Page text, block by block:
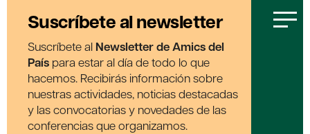
Suscríbete al newsletter
Suscríbete al Newsletter de Amics del
País para estar al día de todo lo que
hacemos. Recibirás información sobre
nuestras actividades, noticias destacadas
y las convocatorias y novedades de las
conferencias que organizamos.